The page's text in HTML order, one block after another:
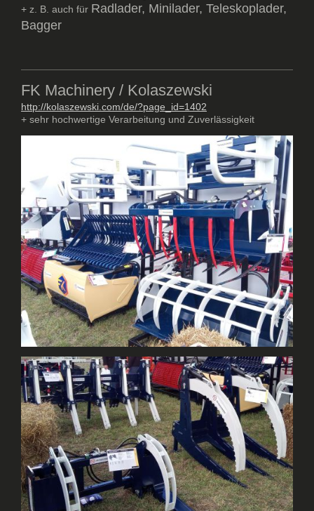
+ z. B. auch für Radlader, Minilader, Teleskoplader,
Bagger
FK Machinery / Kolaszewski
http://kolaszewski.com/de/?page_id=1402
+ sehr hochwertige Verarbeitung und Zuverlässigkeit